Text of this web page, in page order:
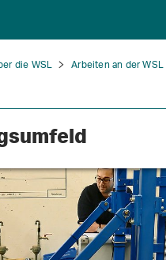
die WSL
Arbeiten an der WSL